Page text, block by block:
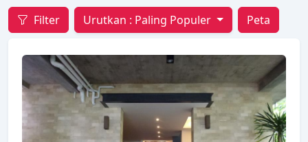
Filter Urutkan : Paling Populer Peta